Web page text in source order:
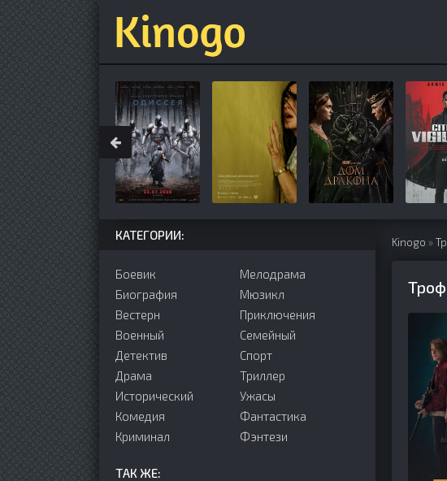
Kinogo »
КАТЕГОРИИ:
Боевик
Биография
Вестерн
Военный
Детектив
Драма
Исторический
Комедия
Криминал
Мелодрама
Мюзикл
Приключения
Семейный
Cпорт
Триллер
Ужасы
Фантастика
Фэнтези
ТАК ЖЕ: